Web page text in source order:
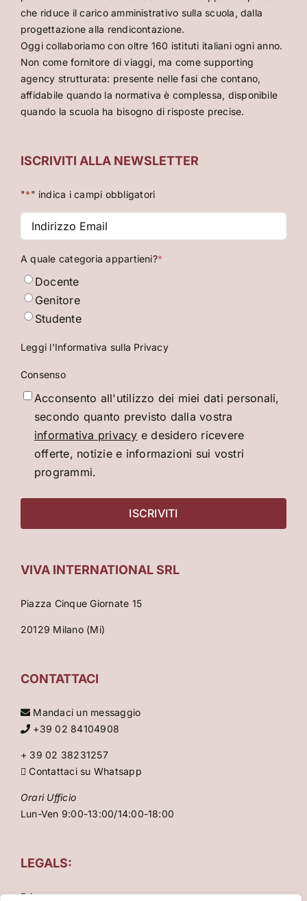
che riduce il carico amministrativo sulla scuola, dalla
progettazione alla rendicontazione.
Oggi collaboriamo con oltre 160 istituti italiani ogni anno.
Non come fornitore di viaggi, ma come supporting
agency strutturata: presente nelle fasi che contano,
affidabile quando la normativa è complessa, disponibile
quando la scuola ha bisogno di risposte precise.
ISCRIVITI ALLA NEWSLETTER
"*" indica i campi obbligatori
Indirizzo
Email*
A quale categoria appartieni?*
Docente
Genitore
Studente
Leggi l'Informativa sulla Privacy
Consenso
Acconsento all'utilizzo dei miei dati personali,
secondo quanto previsto dalla vostra
informativa privacy e desidero ricevere
offerte, notizie e informazioni sui vostri
programmi.
VIVA INTERNATIONAL SRL
Piazza Cinque Giornate 15
20129 Milano (Mi)
CONTATTACI
Mandaci un messaggio
+39 02 84104908
+ 39 02 38231257
Contattaci su Whatsapp
Orari Ufficio
Lun-Ven 9:00-13:00/14:00-18:00
LEGALS:
Privacy